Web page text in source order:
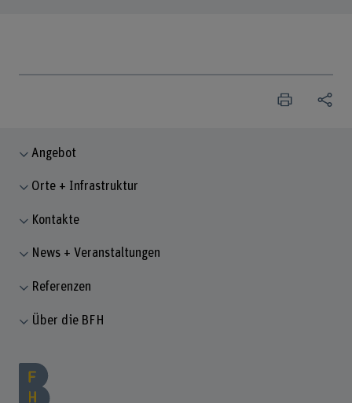
Angebot
Orte + Infrastruktur
Kontakte
News + Veranstaltungen
Referenzen
Über die BFH